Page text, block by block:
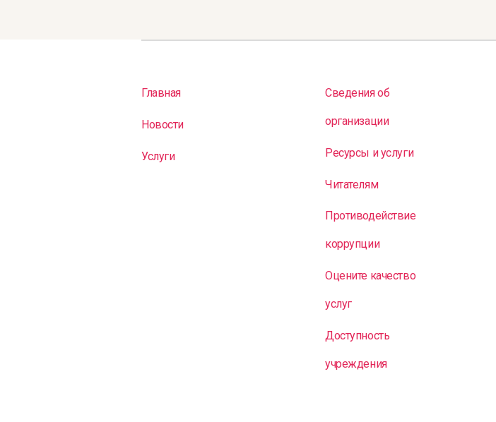
Главная
Новости
Услуги
Сведения об
организации
Ресурсы и услуги
Читателям
Противодействие
коррупции
Оцените качество
услуг
Доступность
учреждения